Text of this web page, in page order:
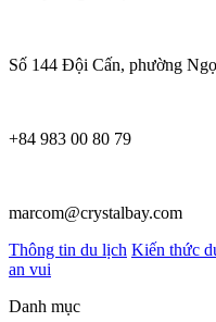
Số 144 Đội Cấn, phường
+84 983 00 80 79
marcom@crystalbay.com
Thông tin du lịch Kiến thức
an vui
Danh mục